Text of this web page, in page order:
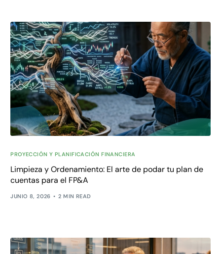
PROYECCIÓN Y PLANIFICACIÓN FINANCIERA
Limpieza y Ordenamiento: El arte de podar tu plan de
cuentas para el FP&A
JUNIO 8, 2026 2 MIN READ